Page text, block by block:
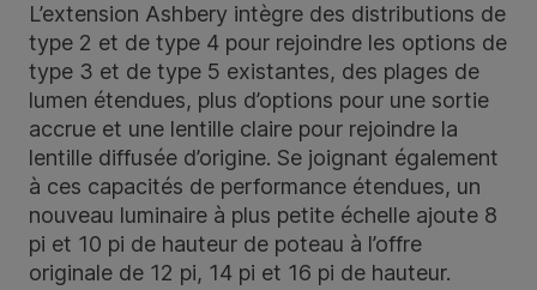
L’extension Ashbery intègre des distributions de
type 2 et de type 4 pour rejoindre les options de
type 3 et de type 5 existantes, des plages de
lumen étendues, plus d’options pour une sortie
accrue et une lentille claire pour rejoindre la
lentille diffusée d’origine. Se joignant également
à ces capacités de performance étendues, un
nouveau luminaire à plus petite échelle ajoute 8
pi et 10 pi de hauteur de poteau à l’offre
originale de 12 pi, 14 pi et 16 pi de hauteur.